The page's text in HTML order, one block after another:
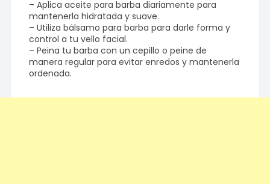
– Aplica aceite para barba diariamente para
mantenerla hidratada y suave.
– Utiliza bálsamo para barba para darle forma y
control a tu vello facial.
– Peina tu barba con un cepillo o peine de
manera regular para evitar enredos y mantenerla
ordenada.